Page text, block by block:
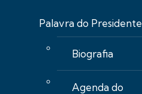
Palavra do Presidente
Biografia
Agenda do